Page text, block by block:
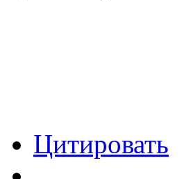
Цитировать